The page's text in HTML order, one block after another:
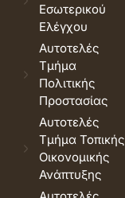
Εσωτερικού
Ελέγχου
Αυτοτελές
Τμήμα
Πολιτικής
Προστασίας
Αυτοτελές
Τμήμα Τοπικής
Οικονομικής
Ανάπτυξης